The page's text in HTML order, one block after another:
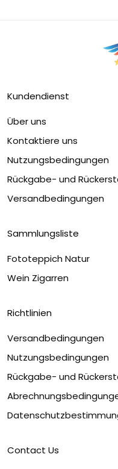
Kundendienst
Über uns
Kontaktiere uns
Nutzungsbedingungen
Rückgabe- und
Versandbedingungen
Sammlungsliste
Fototeppich Natur
Wein Zigarren
Richtlinien
Versandbedingungen
Nutzungsbedingungen
Rückgabe- und
Contact Us